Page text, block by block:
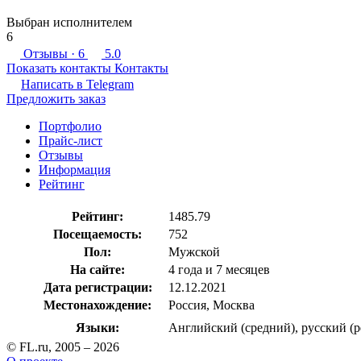
Выбран исполнителем
6
Отзывы · 6
5.0
Показать контакты Контакты
Написать в Telegram
Предложить заказ
Портфолио
Прайс-лист
Отзывы
Информация
Рейтинг
Рейтинг:
1485.79
Посещаемость:
752
Пол:
Мужской
На сайте:
4 года и 7 месяцев
Дата регистрации:
12.12.2021
Местонахождение:
Россия, Москва
Языки:
Английский (средний), русский
© FL.ru, 2005 – 2026